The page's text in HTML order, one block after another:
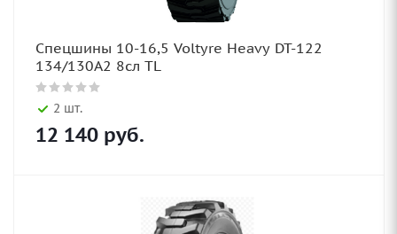
Спецшины 10-16,5 Voltyre Heavy DT-122
134/130A2 8сл TL
2 шт.
12 140 руб.